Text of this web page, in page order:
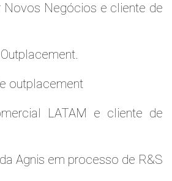
Novos Negócios e cliente de
outplacement
LATAM e cliente de
Agnis em processo de R&S